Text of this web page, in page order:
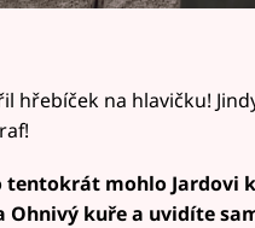
hřebíček na hlavičku!
tentokrát mohlo Jardovi
Ohnivý kuře a uvidíte